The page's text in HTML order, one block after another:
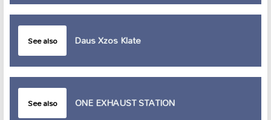
See also Daus Xzos Klate
See also ONE EXHAUST STATION